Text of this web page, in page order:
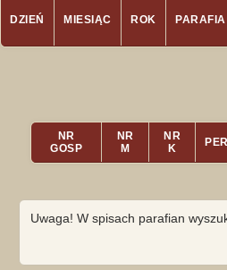
DZIEŃ MIESIĄC ROK PARAFIA
NR
GOSP
NR
M
NR
K
Uwaga! W spisach parafian